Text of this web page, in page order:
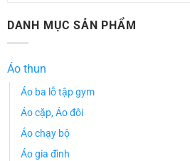
DANH MỤC SẢN PHẨM
Áo thun
Áo ba lỗ tập gym
Áo cặp, Áo đôi
Áo chạy bộ
Áo gia đình